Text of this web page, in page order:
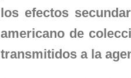
los efectos
americano de
transmitidos a la